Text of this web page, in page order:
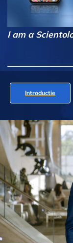
I am a
Introductie